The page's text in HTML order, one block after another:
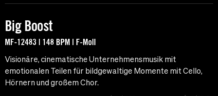
Big Boost
MF-12483 | 148 BPM | F-Moll
Visionäre, cinematische Unternehmensmusik mit
emotionalen Teilen für bildgewaltige Momente mit Cello,
Hörnern und großem Chor.